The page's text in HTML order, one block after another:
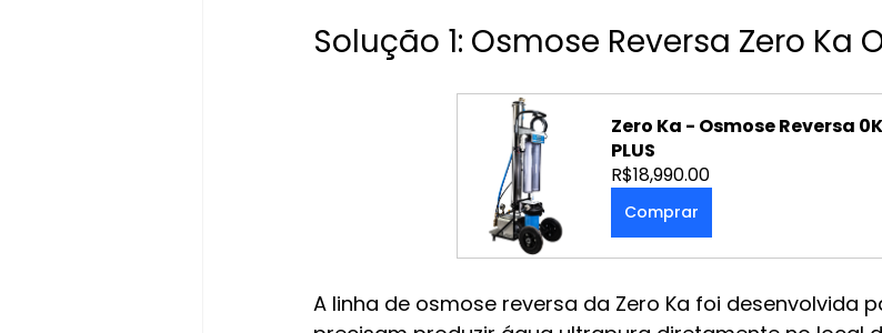
Solução 1: Osmose Reversa Zero Ka
Zero Ka - Osmose Reversa
PLUS
R$18,990.00
Comprar
A linha de osmose reversa da Zero Ka foi desenvolvida